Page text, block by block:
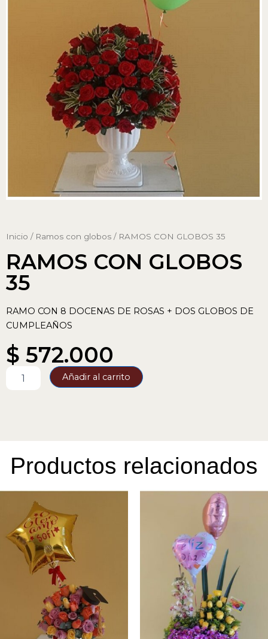
Inicio / Ramos con globos / RAMOS CON GLOBOS 35
RAMOS CON GLOBOS
35
RAMO CON 8 DOCENAS DE ROSAS + DOS GLOBOS DE
CUMPLEAÑOS
$ 572.000
CON
Añadir al carrito
Productos relacionados